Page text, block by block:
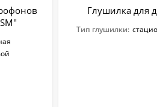
Глушилка для
Тип глушилки: